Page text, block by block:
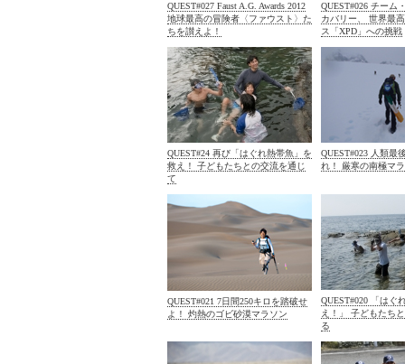
QUEST#027 Faust A.G. Awards 2012
地球最高の冒険者〈ファウスト〉た
ちを讃えよ！
QUEST#026 チーム
カバリー、 世界最
ス「XPD」への挑戦
QUEST#24 再び「はぐれ熱帯魚」を
救え！ 子どもたちとの交流を通じ
て
QUEST#023 人類最
れ！ 厳寒の南極マ
QUEST#021 7日間250キロを踏破せ
よ！ 灼熱のゴビ砂漠マラソン
QUEST#020 「はぐ
え！」 子どもたち
る